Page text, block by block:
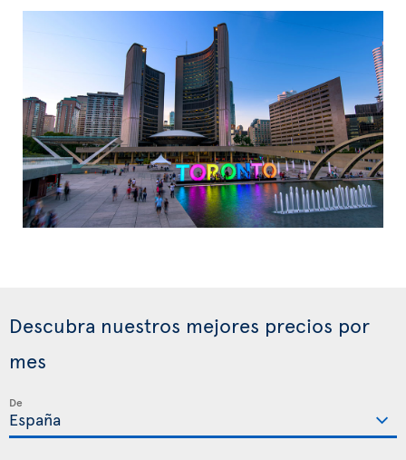
Descubra nuestros mejores precios por
mes
De